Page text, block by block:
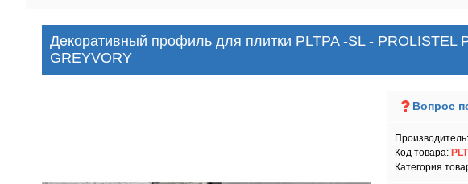
Декоративный профиль для плитки PLTPA -SL -
GREYVORY
Вопрос
Производитель:
Код товара:
Категория